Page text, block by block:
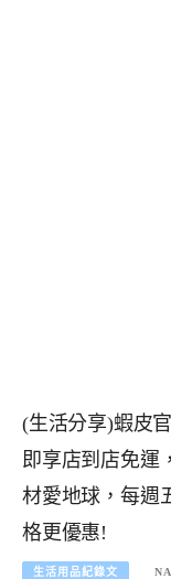
(生活分享)蝦皮
即享店到店免運
材愛地球，每週
格更優惠!
生活用品紀錄文